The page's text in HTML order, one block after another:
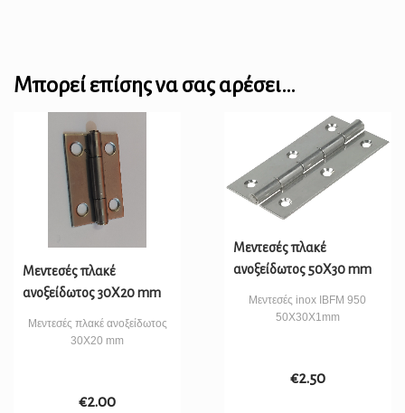
Μπορεί επίσης να σας αρέσει…
Μεντεσές πλακέ
ανοξείδωτος 30X20 mm
Μεντεσές πλακέ ανοξείδωτος
30X20 mm
€2.00
Μεντεσές πλακέ
ανοξείδωτος 50X30 mm
Μεντεσές inox IBFM 950
50X30X1mm
€2.50